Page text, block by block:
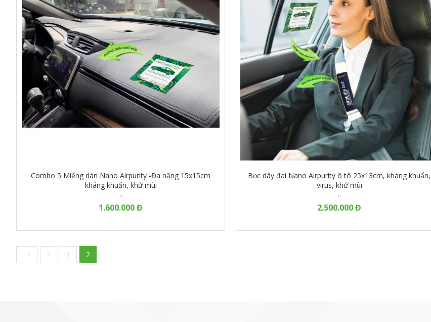
Combo 5 Miếng dán Nano Airpurity -Đa năng 15x15cm
kháng khuẩn, khử mùi
..
1.600.000 Đ
Bọc dây đai Nano Airpurity ô tô 25x13cm, kháng khuẩn,
virus, khử mùi
..
2.500.000 Đ
|< < 1 2